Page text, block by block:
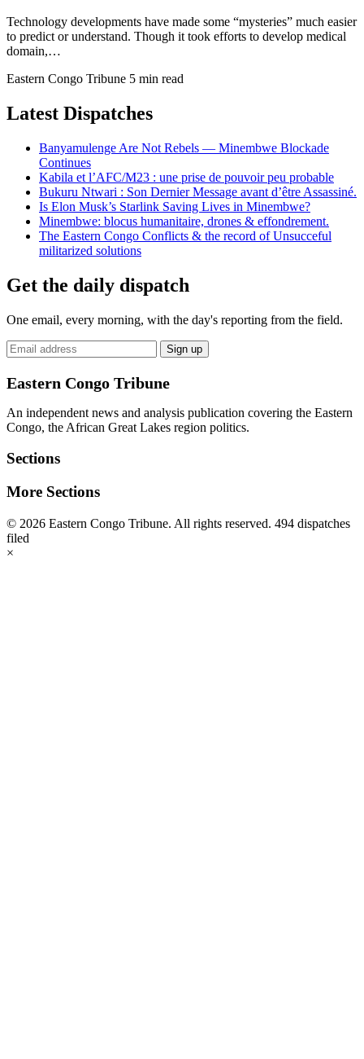
Technology developments have made some “mysteries” much easier
to predict or understand. Though it took efforts to develop medical
domain,…
Eastern Congo Tribune 5 min read
Latest Dispatches
Banyamulenge Are Not Rebels — Minembwe Blockade
Continues
Kabila et l’AFC/M23 : une prise de pouvoir peu probable
Bukuru Ntwari : Son Dernier Message avant d’être Assassiné.
Is Elon Musk’s Starlink Saving Lives in Minembwe?
Minembwe: blocus humanitaire, drones & effondrement.
The Eastern Congo Conflicts & the record of Unsucceful
militarized solutions
Get the daily dispatch
One email, every morning, with the day's reporting from the field.
Email
address
Sign up
Eastern Congo Tribune
An independent news and analysis publication covering the Eastern
Congo, the African Great Lakes region politics.
Sections
More Sections
© 2026 Eastern Congo Tribune. All rights reserved. 494 dispatches
filed
×